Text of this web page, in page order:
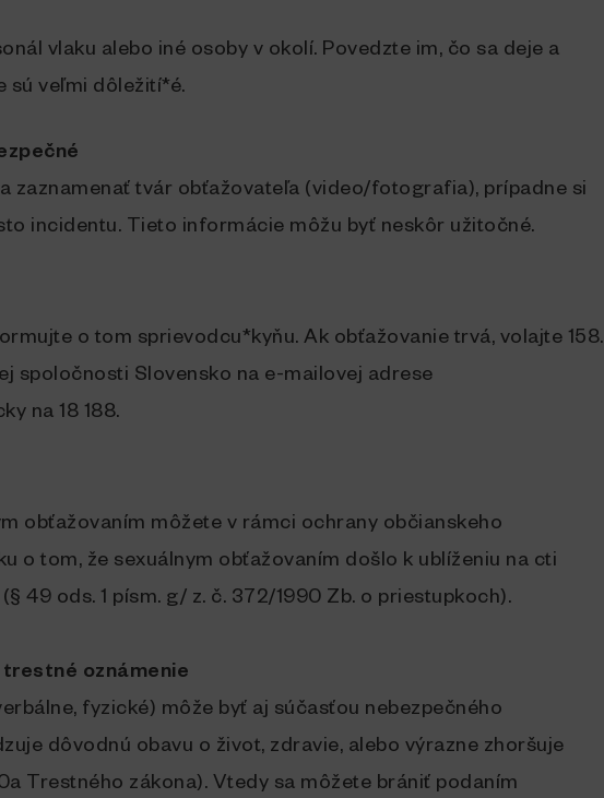
vlaku alebo iné osoby v okolí. Povedzte im, čo sa deje a
sú veľmi dôležití*é.
zaznamenať tvár obťažovateľa (video/fotografia), prípadne si
incidentu. Tieto informácie môžu byť neskôr užitočné.
o tom sprievodcu*kyňu. Ak obťažovanie trvá, volajte 158.
spoločnosti Slovensko na e-mailovej adrese
na 18 188.
obťažovaním môžete v rámci ochrany občianskeho
o tom, že sexuálnym obťažovaním došlo k ublíženiu na cti
49 ods. 1 písm. g/ z. č. 372/1990 Zb. o priestupkoch).
oznámenie
fyzické) môže byť aj súčasťou nebezpečného
dôvodnú obavu o život, zdravie, alebo výrazne zhoršuje
Trestného zákona). Vtedy sa môžete brániť podaním